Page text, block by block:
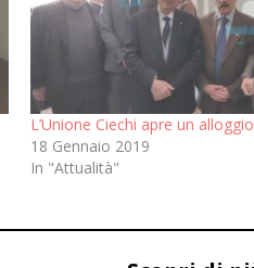
L’Unione Ciechi apre un
18 Gennaio 2019
In "Attualità"